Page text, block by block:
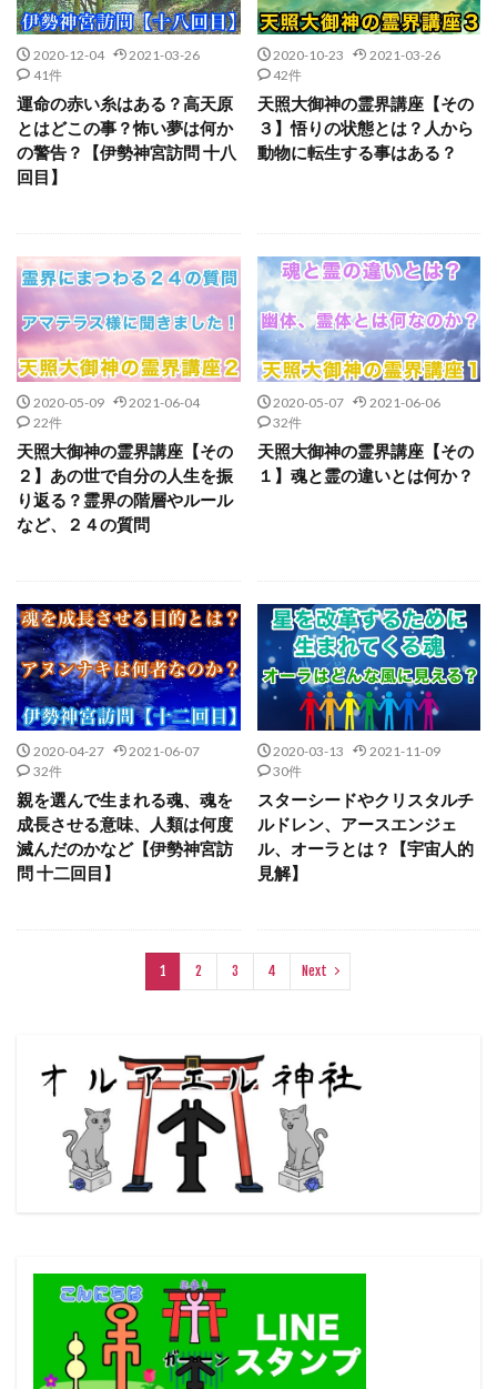
2020-12-04
2021-03-26
41件
運命の赤い糸はある？高天原
とはどこの事？怖い夢は何か
の警告？【伊勢神宮訪問 十八
回目】
2020-10-23
2021-03-26
42件
天照大御神の霊界講座【その
３】悟りの状態とは？人から
動物に転生する事はある？
2020-05-09
2021-06-04
22件
天照大御神の霊界講座【その
２】あの世で自分の人生を振
り返る？霊界の階層やルール
など、２４の質問
2020-05-07
2021-06-06
32件
天照大御神の霊界講座【その
１】魂と霊の違いとは何か？
2020-04-27
2021-06-07
32件
親を選んで生まれる魂、魂を
成長させる意味、人類は何度
滅んだのかなど【伊勢神宮訪
問 十二回目】
2020-03-13
2021-11-09
30件
スターシードやクリスタルチ
ルドレン、アースエンジェ
ル、オーラとは？【宇宙人的
見解】
1 2 3 4 Next